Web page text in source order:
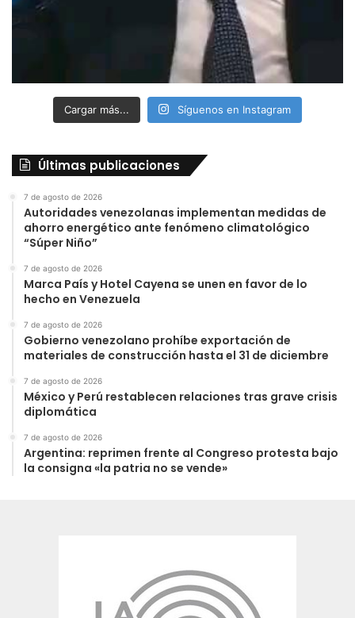
Cargar más... Síguenos en Instagram
Últimas publicaciones
7 de agosto de 2026
Autoridades venezolanas implementan medidas de
ahorro energético ante fenómeno climatológico
“Súper Niño”
7 de agosto de 2026
Marca País y Hotel Cayena se unen en favor de lo
hecho en Venezuela
7 de agosto de 2026
Gobierno venezolano prohíbe exportación de
materiales de construcción hasta el 31 de diciembre
7 de agosto de 2026
México y Perú restablecen relaciones tras grave crisis
diplomática
7 de agosto de 2026
Argentina: reprimen frente al Congreso protesta bajo
la consigna «la patria no se vende»